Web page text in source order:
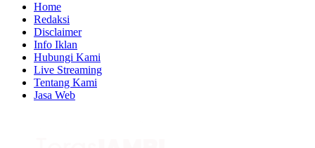
Home
Redaksi
Disclaimer
Info Iklan
Hubungi Kami
Live Streaming
Tentang Kami
Jasa Web